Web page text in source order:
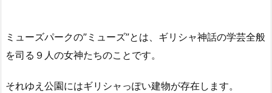
ミューズパークの”ミューズ”とは、ギリシャ神話の学芸全般
を司る９人の女神たちのことです。
それゆえ公園にはギリシャっぽい建物が存在します。